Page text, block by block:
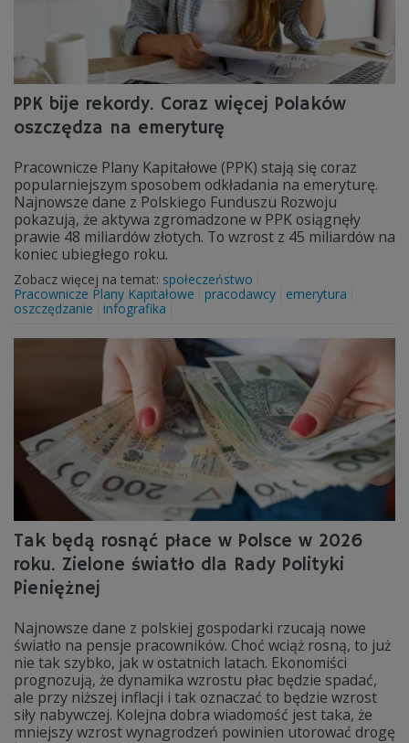
PPK bije rekordy. Coraz więcej Polaków
oszczędza na emeryturę
Pracownicze Plany Kapitałowe (PPK) stają się coraz
popularniejszym sposobem odkładania na emeryturę.
Najnowsze dane z Polskiego Funduszu Rozwoju
pokazują, że aktywa zgromadzone w PPK osiągnęły
prawie 48 miliardów złotych. To wzrost z 45 miliardów na
koniec ubiegłego roku.
Zobacz więcej na temat: społeczeństwo
Pracownicze Plany Kapitałowe
pracodawcy
emerytura
oszczędzanie
infografika
Tak będą rosnąć płace w Polsce w 2026
roku. Zielone światło dla Rady Polityki
Pieniężnej
Najnowsze dane z polskiej gospodarki rzucają nowe
światło na pensje pracowników. Choć wciąż rosną, to już
nie tak szybko, jak w ostatnich latach. Ekonomiści
prognozują, że dynamika wzrostu płac będzie spadać,
ale przy niższej inflacji i tak oznaczać to będzie wzrost
siły nabywczej. Kolejna dobra wiadomość jest taka, że
mniejszy wzrost wynagrodzeń powinien utorować drogę